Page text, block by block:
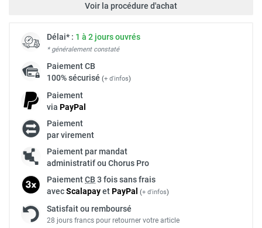
Voir la procédure d'achat
Délai* : 1 à 2 jours ouvrés
* généralement constaté
PaiementCB
100% sécurisé (+ d'infos)
Paiement
via PayPal
Paiement
par virement
Paiement par mandat
administratif ou Chorus Pro
PaiementCB 3 fois sans frais
avecScalapayetPayPal (+ d'infos)
Satisfait ou remboursé
28 jours francs pour retourner votre article